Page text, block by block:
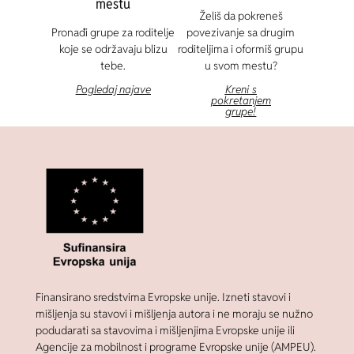
Pronađi grupe za roditelje
koje se održavaju blizu
tebe.
Pogledaj najave
Želiš da pokreneš
povezivanje sa drugim
roditeljima i oformiš grupu
u svom mestu?
Kreni s
pokretanjem
grupe!
Finansirano sredstvima Evropske unije. Izneti stavovi i
mišljenja su stavovi i mišljenja autora i ne moraju se nužno
podudarati sa stavovima i mišljenjima Evropske unije ili
Agencije za mobilnost i programe Evropske unije (AMPEU).